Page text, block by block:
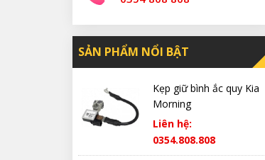
SẢN PHẨM NỔI BẬT
Kẹp giữ bình ắc quy Kia
Morning
Liên hệ:
0354.808.808